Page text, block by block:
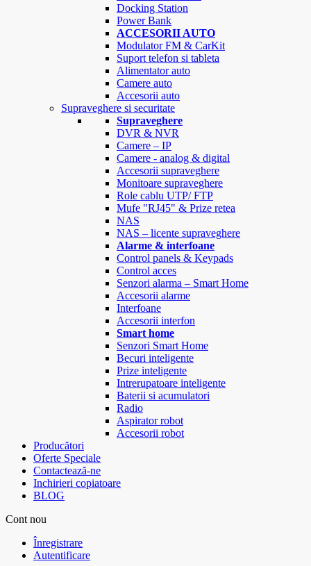
Docking Station
Power Bank
ACCESORII AUTO
Modulator FM & CarKit
Suport telefon si tableta
Alimentator auto
Camere auto
Accesorii auto
Supraveghere si securitate
Supraveghere
DVR & NVR
Camere – IP
Camere - analog & digital
Accesorii supraveghere
Monitoare supraveghere
Role cablu UTP/ FTP
Mufe "RJ45" & Prize retea
NAS
NAS – licente supraveghere
Alarme & interfoane
Control panels & Keypads
Control acces
Senzori alarma – Smart Home
Accesorii alarme
Interfoane
Accesorii interfon
Smart home
Senzori Smart Home
Becuri inteligente
Prize inteligente
Intrerupatoare inteligente
Baterii si acumulatori
Radio
Aspirator robot
Accesorii robot
Producători
Oferte Speciale
Contactează-ne
Inchirieri copiatoare
BLOG
Cont nou
Înregistrare
Autentificare